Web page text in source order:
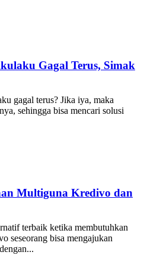
Gagal Terus, Simak
gagal terus? Jika iya, maka
sehingga bisa mencari solusi
Multiguna Kredivo dan
terbaik ketika membutuhkan
seseorang bisa mengajukan